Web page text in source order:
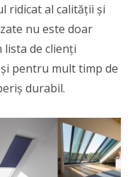
ridicat al calității și
nu este doar
de clienți
pentru mult timp de
durabil.